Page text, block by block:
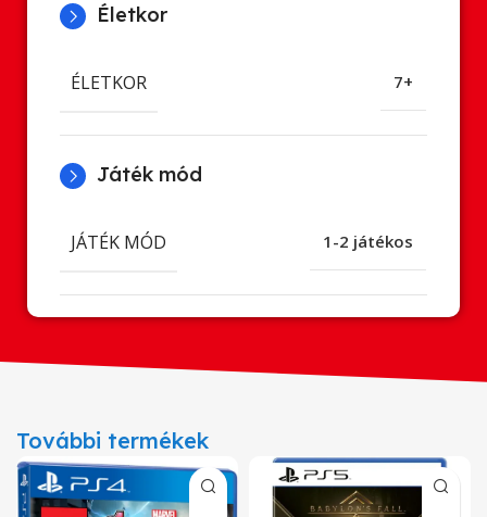
Életkor
ÉLETKOR 7+
Játék mód
JÁTÉK MÓD 1-2 játékos
További termékek